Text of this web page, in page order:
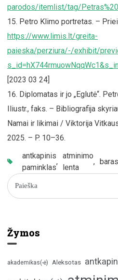
parodos/itemlist/tag/
Petro Klimo portretas. –
https://www.limis.lt/greita-
paieska/perziura/-/exhibit/
[2023 03 24]
Diplomatas ir jo „Eglutė“.
Iliustr., faks. – Bibliografija
Namai ir likimai / Viktorija
2025. – P. 10–36.
antkapinis
paminklas
,
atminimo
lenta
, baras
Žymos
akademikas(-ė) Aleksotas